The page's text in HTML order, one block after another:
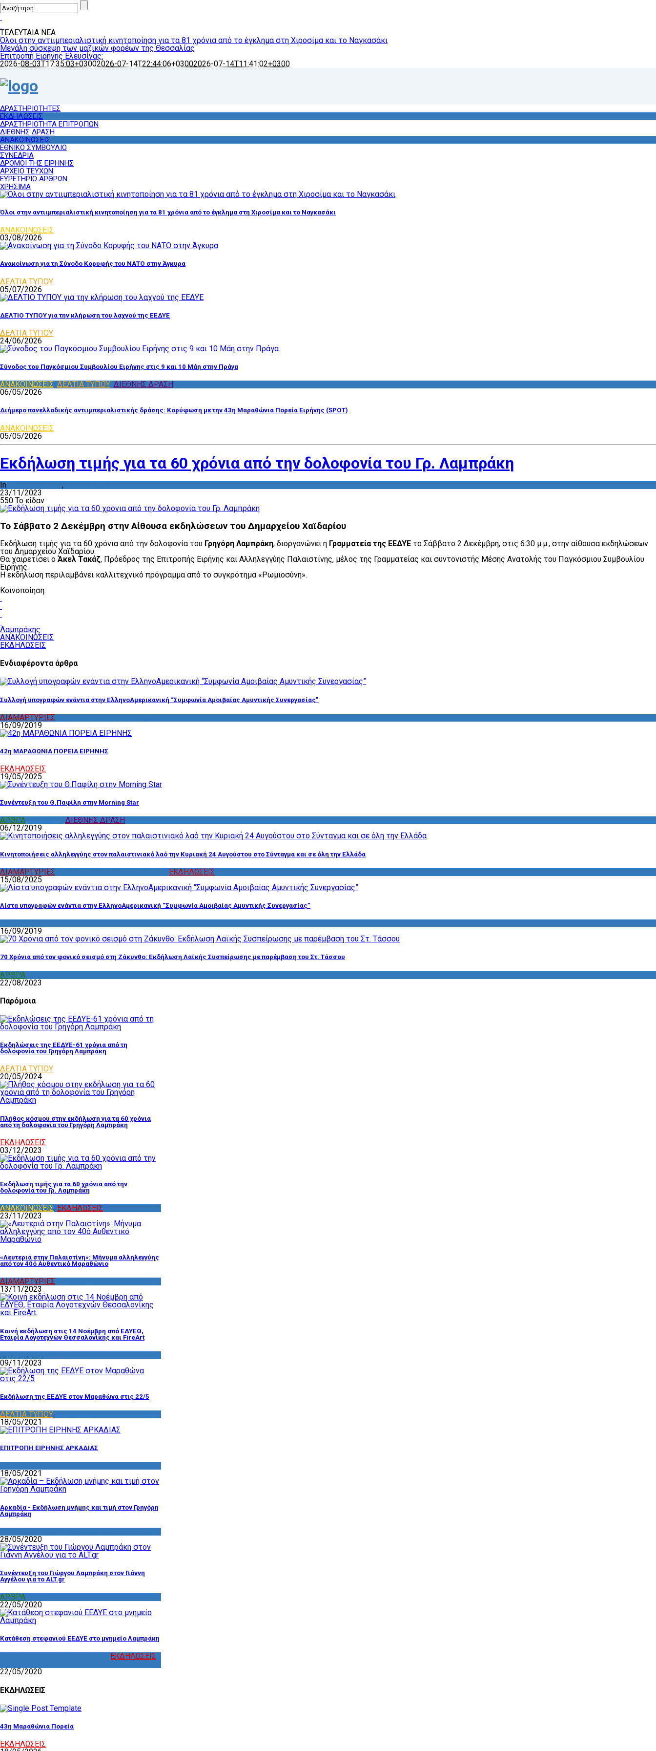
ΤΕΛΕΥΤΑΙΑ ΝΕΑ
Όλοι στην αντιιμπεριαλιστική κινητοποίηση για τα 81 χρόνια από το έγκλημα στη Χιροσίμα και το Ναγκασάκι
Μεγάλη σύσκεψη των μαζικών φορέων της Θεσσαλίας
Επιτροπή Ειρήνης Ελευσίνας:
2026-08-03T17:35:03+03002026-07-14T22:44:06+03002026-07-14T11:41:02+0300
ΔΡΑΣΤΗΡΙΟΤΗΤΕΣ
ΕΚΔΗΛΩΣΕΙΣ
ΔΡΑΣΤΗΡΙΟΤΗΤΑ ΕΠΙΤΡΟΠΩΝ
ΔΙΕΘΝΗΣ ΔΡΑΣΗ
ΑΝΑΚΟΙΝΩΣΕΙΣ
ΕΘΝΙΚΟ ΣΥΜΒΟΥΛΙΟ
ΣΥΝΕΔΡΙΑ
ΔΡΟΜΟΙ ΤΗΣ ΕΙΡΗΝΗΣ
ΑΡΧΕΙΟ ΤΕΥΧΩΝ
ΕΥΡΕΤΗΡΙΟ ΑΡΘΡΩΝ
ΧΡΗΣΙΜΑ
Όλοι στην αντιιμπεριαλιστική κινητοποίηση για τα 81 χρόνια από το έγκλημα στη Χιροσίμα και το Ναγκασάκι
ΑΝΑΚΟΙΝΩΣΕΙΣ
03/08/2026
Ανακοίνωση για τη Σύνοδο Κορυφής του ΝΑΤΟ στην Άγκυρα
ΔΕΛΤΙΑ ΤΥΠΟΥ
05/07/2026
ΔΕΛΤΙΟ ΤΥΠΟΥ για την κλήρωση του λαχνού της ΕΕΔΥΕ
ΔΕΛΤΙΑ ΤΥΠΟΥ
24/06/2026
Σύνοδος του Παγκόσμιου Συμβουλίου Ειρήνης στις 9 και 10 Μάη στην Πράγα
ΑΝΑΚΟΙΝΩΣΕΙΣ ΔΕΛΤΙΑ ΤΥΠΟΥ ΔΙΕΘΝΗΣ ΔΡΑΣΗ
06/05/2026
Διήμερο πανελλαδικής αντιιμπεριαλιστικής δράσης: Κορύφωση με την 43η Μαραθώνια Πορεία Ειρήνης (SPOT)
ΑΝΑΚΟΙΝΩΣΕΙΣ
05/05/2026
Εκδήλωση τιμής για τα 60 χρόνια από την δολοφονία του Γρ. Λαμπράκη
In ,
23/11/2023
550 Το είδαν
Το Σάββατο 2 Δεκέμβρη στην Αίθουσα εκδηλώσεων του Δημαρχείου Χαϊδαρίου
Εκδήλωση τιμής για τα 60 χρόνια από την δολοφονία του Γρηγόρη Λαμπράκη, διοργανώνει η Γραμματεία της ΕΕΔΥΕ το Σάββατο 2 Δεκέμβρη, στις 6:30 μ.μ., στην αίθουσα εκδηλώσεων
του Δημαρχείου Χαϊδαρίου.
Θα χαιρετίσει ο Άκελ Τακάζ, Πρόεδρος της Επιτροπής Ειρήνης και Αλληλεγγύης Παλαιστίνης, μέλος της Γραμματείας και συντονιστής Μέσης Ανατολής του Παγκόσμιου Συμβουλίου
Ειρήνης.
Η εκδήλωση περιλαμβάνει καλλιτεχνικό πρόγραμμα από το συγκρότημα «Ρωμιοσύνη».
Κοινοποίηση:
Λαμπράκης
ΑΝΑΚΟΙΝΩΣΕΙΣ
ΕΚΔΗΛΩΣΕΙΣ
Ενδιαφέροντα άρθρα
Συλλογή υπογραφών ενάντια στην ΕλληνοΑμερικανική “Συμφωνία Αμοιβαίας Αμυντικής Συνεργασίας”
ΔΙΑΜΑΡΤΥΡΙΕΣ
16/09/2019
42η ΜΑΡΑΘΩΝΙΑ ΠΟΡΕΙΑ ΕΙΡΗΝΗΣ
ΕΚΔΗΛΩΣΕΙΣ
19/05/2025
Συνέντευξη του Θ.Παφίλη στην Morning Star
ΑΡΘΡΑ
ΔΙΕΘΝΗΣ ΔΡΑΣΗ
06/12/2019
Κινητοποιήσεις αλληλεγγύης στον παλαιστινιακό λαό την Κυριακή 24 Αυγούστου στο Σύνταγμα και σε όλη την Ελλάδα
ΔΙΑΜΑΡΤΥΡΙΕΣ
ΕΚΔΗΛΩΣΕΙΣ
15/08/2025
Λίστα υπογραφών ενάντια στην ΕλληνοΑμερικανική “Συμφωνία Αμοιβαίας Αμυντικής Συνεργασίας”
16/09/2019
70 Χρόνια από τον φονικό σεισμό στη Ζάκυνθο: Εκδήλωση Λαϊκής Συσπείρωσης με παρέμβαση του Στ. Τάσσου
ΑΡΘΡΑ
22/08/2023
Παρόμοια
Εκδηλώσεις της ΕΕΔΥΕ-61 χρόνια από τη
δολοφονία του Γρηγόρη Λαμπράκη
ΔΕΛΤΙΑ ΤΥΠΟΥ
20/05/2024
Πλήθος κόσμου στην εκδήλωση για τα 60 χρόνια
από τη δολοφονία του Γρηγόρη Λαμπράκη
ΕΚΔΗΛΩΣΕΙΣ
03/12/2023
Εκδήλωση τιμής για τα 60 χρόνια από την
δολοφονία του Γρ. Λαμπράκη
ΑΝΑΚΟΙΝΩΣΕΙΣ ΕΚΔΗΛΩΣΕΙΣ
23/11/2023
«Λευτεριά στην Παλαιστίνη»: Μήνυμα αλληλεγγύης
από τον 40ό Αυθεντικό Μαραθώνιο
ΔΙΑΜΑΡΤΥΡΙΕΣ
13/11/2023
Κοινή εκδήλωση στις 14 Νοέμβρη από ΕΔΥΕΘ,
Εταιρία Λογοτεχνών Θεσσαλονίκης και FireArt
09/11/2023
Εκδήλωση της ΕΕΔΥΕ στον Μαραθώνα στις 22/5
ΔΕΛΤΙΑ ΤΥΠΟΥ
18/05/2021
ΕΠΙΤΡΟΠΗ ΕΙΡΗΝΗΣ ΑΡΚΑΔΙΑΣ
18/05/2021
Αρκαδία - Εκδήλωση μνήμης και τιμή στον Γρηγόρη
Λαμπράκη
28/05/2020
Συνέντευξη του Γιώργου Λαμπράκη στον Γιάννη
Αγγέλου για το ALT.gr
ΑΡΘΡΑ
22/05/2020
Κατάθεση στεφανιού ΕΕΔΥΕ στο μνημείο Λαμπράκη
ΕΚΔΗΛΩΣΕΙΣ
22/05/2020
ΕΚΔΗΛΩΣΕΙΣ
43η Μαραθώνια Πορεία
ΕΚΔΗΛΩΣΕΙΣ